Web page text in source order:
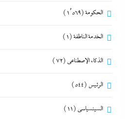
الحكومة(1٬569)
الخدمة الناطقة(1)
الذكاء الإصطناعي (72)
الرئيس (544)
السينسياسي (11)